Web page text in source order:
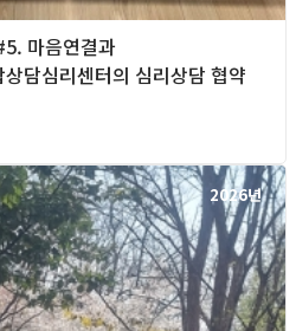
마음연결과
담심리센터의 심리상담 협약
2026년